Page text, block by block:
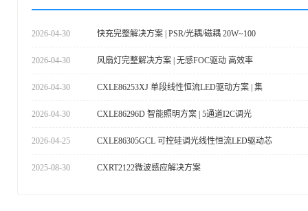
2026-04-30 快充完整解决方案 | PSR/光耦/磁耦 20W~100
2026-04-30 风扇灯完整解决方案 | 无感FOC驱动 高效率
2026-04-30 CXLE86253XJ 单段线性恒流LED驱动方案 | 集
2026-04-30 CXLE86296D 智能照明方案 | 5通道I2C调光
2026-04-25 CXLE86305GCL 可控硅调光线性恒流LED驱动芯
2025-08-30 CXRT2122微波感应解决方案